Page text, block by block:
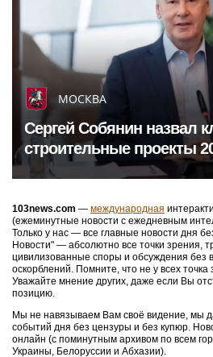
МОСКВА
Сергей Собянин назвал
строительные проекты
103news.com — международная
(ежеминутные новости с ежедневным
Только у нас — все главные новости дня
Новости" — абсолютно все точки зрения,
цивилизованные споры и обсуждения без
оскорблений. Помните, что не у всех
Уважайте мнение других, даже если Вы
позицию.
Мы не навязываем Вам своё видение, мы
событий дня без цензуры и без купюр.
онлайн (с поминутным архивом по всем
Украины, Белоруссии и Абхазии).